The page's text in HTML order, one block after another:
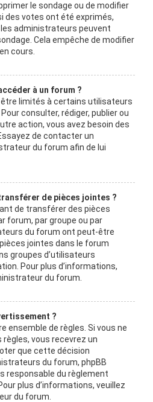
le sondage ou de modifier
des votes ont été exprimés,
administrateurs peuvent
Cela empêche de modifier
cours.
à un forum ?
limités à certains utilisateurs
consulter, rédiger, publier ou
action, vous avez besoin des
de contacter un
du forum afin de lui
de pièces jointes ?
de transférer des pièces
forum, par groupe ou par
du forum ont peut-être
jointes dans le forum
groupes d’utilisateurs
Pour plus d’informations,
du forum.
?
ensemble de règles. Si vous ne
vous recevrez un
que cette décision
du forum, phpBB
responsable du règlement
plus d’informations, veuillez
du forum.